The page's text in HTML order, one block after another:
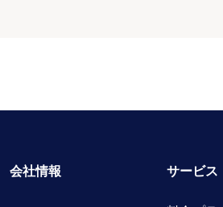
会社情報 サービス